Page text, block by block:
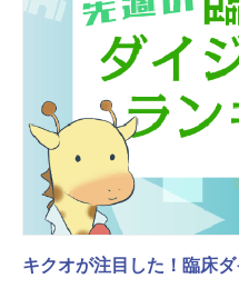
キクオが注目した！臨床